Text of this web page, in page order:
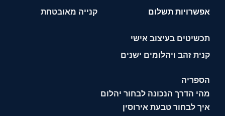
אפשרויות תשלום
קנייה מאובטחת
תכשיטים בעיצוב אישי
קנית זהב ויהלומים ישנים
הספריה
מהי הדרך הנכונה לבחור יהלום
איך לבחור טבעת אירוסין